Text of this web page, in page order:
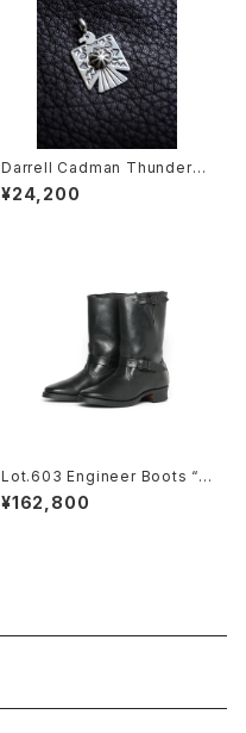
Darrell Cadman Thunderbir
d Pendant Top
¥24,200
Lot.603 Engineer Boots “T
he Pioneer” / -Guidi Horse
butt-
¥162,800